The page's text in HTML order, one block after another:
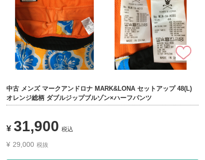
中古 メンズ マークアンドロナ MARK&LONA セットアップ 48(L)
オレンジ総柄 ダブルジップブルゾン×ハーフパンツ
¥ 31,900 税込
¥ 29,000 税抜